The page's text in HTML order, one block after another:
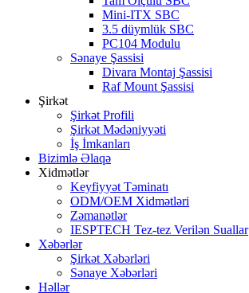
Mini-ITX SBC
3.5 düymlük SBC
PC104 Modulu
Sənaye Şassisi
Divara Montaj Şassisi
Raf Mount Şassisi
Şirkət
Şirkət Profili
Şirkət Mədəniyyəti
İş İmkanları
Bizimlə Əlaqə
Xidmətlər
Keyfiyyət Təminatı
ODM/OEM Xidmətləri
Zəmanətlər
IESPTECH Tez-tez Verilən Suallar
Xəbərlər
Şirkət Xəbərləri
Sənaye Xəbərləri
Həllər